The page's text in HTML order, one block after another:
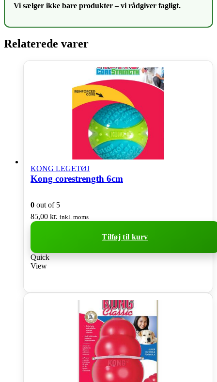
Vi sælger ikke bare produkter – vi rådgiver fagligt.
Relaterede varer
KONG LEGETØJ
Kong corestrength 6cm
0 out of 5
85,00 kr. inkl. moms
Tilføj til kurv
Quick
View